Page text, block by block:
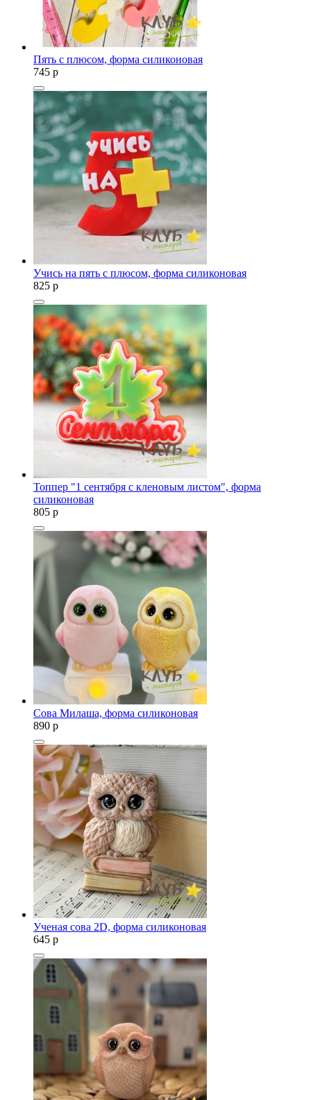
Пять с плюсом, форма силиконовая
745 p
Учись на пять с плюсом, форма силиконовая
825 p
Топпер "1 сентября с кленовым листом", форма
силиконовая
805 p
Сова Милаша, форма силиконовая
890 p
Ученая сова 2D, форма силиконовая
645 p